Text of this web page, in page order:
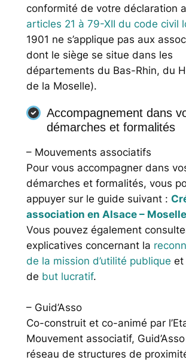
conformité de votre déclaration
articles 21 à 79-XII du code civil
1901 ne s’applique pas aux
dont le siège se situe dans les
départements du Bas-Rhin, du
de la Moselle).
Accompagnement dans
démarches et formalités
– Mouvements associatifs
Pour vous accompagner dans
démarches et formalités, vous
appuyer sur le guide suivant :
association en Alsace – Moselle
Vous pouvez également
explicatives concernant la
de la mission d’utilité publique et
de but lucratif.
– Guid’Asso
Co-construit et co-animé par
Mouvement associatif,
réseau de structures de